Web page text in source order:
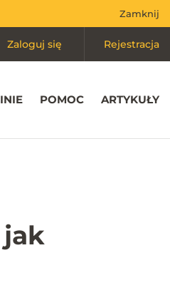
Zamknij
Zamknij
Zaloguj się Rejestracja
POMOC ARTYKUŁY